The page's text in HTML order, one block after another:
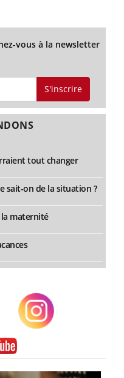
vous à la newsletter
S'inscrire
tout changer
sait-on de la situation ?
la maternité